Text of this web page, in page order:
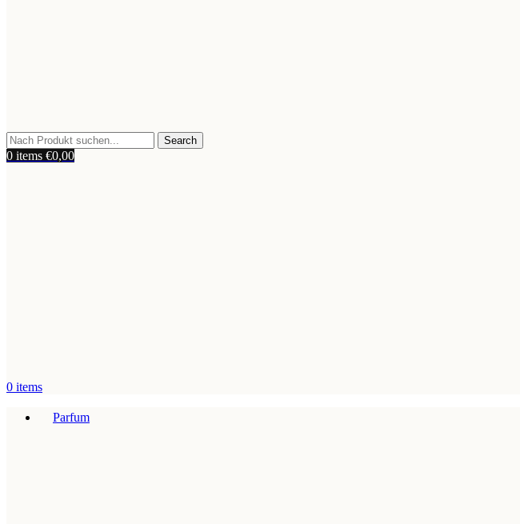
Search
0 items €0,00
0 items
Parfum